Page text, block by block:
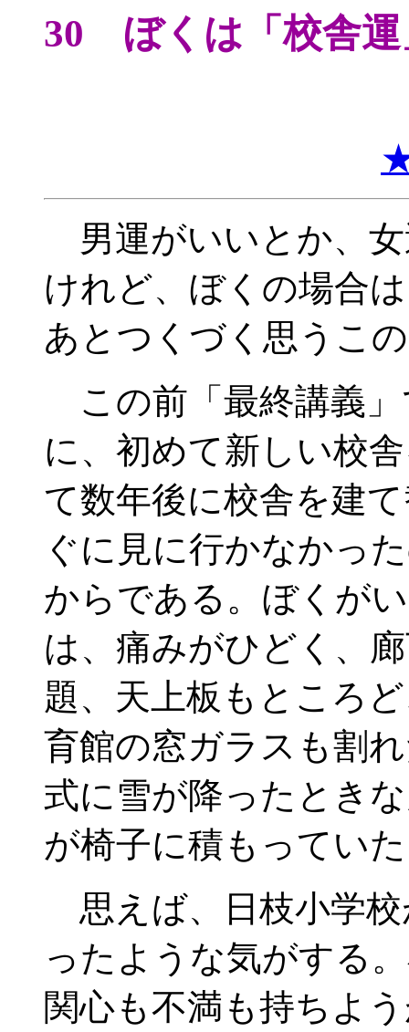
30 ぼくは「校舎運
男運がいいとか、
けれど、ぼくの場合
あとつくづく思うこ
この前「最終講義
に、初めて新しい校
て数年後に校舎を建
ぐに見に行かなかっ
からである。ぼくが
は、痛みがひどく、
題、天上板もところ
育館の窓ガラスも割
式に雪が降ったとき
が椅子に積もってい
思えば、日枝小学
ったような気がする
関心も不満も持ちよ